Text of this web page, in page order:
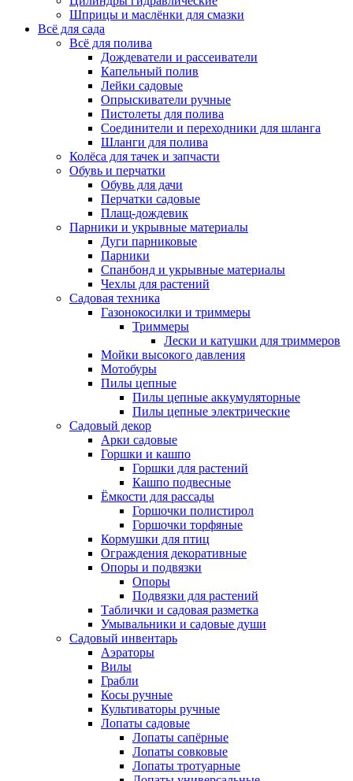
Шприцы и маслёнки для смазки
Всё для сада
Всё для полива
Дождеватели и рассеиватели
Капельный полив
Лейки садовые
Опрыскиватели ручные
Пистолеты для полива
Соединители и переходники для шланга
Шланги для полива
Колёса для тачек и запчасти
Обувь и перчатки
Обувь для дачи
Перчатки садовые
Плащ-дождевик
Парники и укрывные материалы
Дуги парниковые
Парники
Спанбонд и укрывные материалы
Чехлы для растений
Садовая техника
Газонокосилки и триммеры
Триммеры
Лески и катушки для триммеров
Мойки высокого давления
Мотобуры
Пилы цепные
Пилы цепные аккумуляторные
Пилы цепные электрические
Садовый декор
Арки садовые
Горшки и кашпо
Горшки для растений
Кашпо подвесные
Ёмкости для рассады
Горшочки полистирол
Горшочки торфяные
Кормушки для птиц
Ограждения декоративные
Опоры и подвязки
Опоры
Подвязки для растений
Таблички и садовая разметка
Умывальники и садовые души
Садовый инвентарь
Аэраторы
Вилы
Грабли
Косы ручные
Культиваторы ручные
Лопаты садовые
Лопаты сапёрные
Лопаты совковые
Лопаты тротуарные